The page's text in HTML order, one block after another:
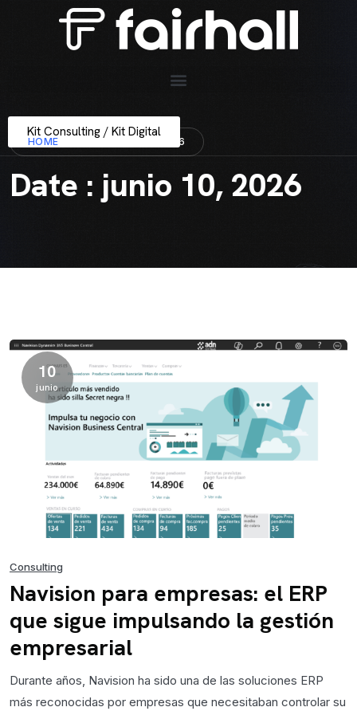
Kit Consulting / Kit Digital
HOME DATE : JUNIO 10, 2026
Date : junio 10, 2026
10
junio
Consulting
Navision para empresas: el ERP
que sigue impulsando la gestión
empresarial
Durante años, Navision ha sido una de las soluciones ERP
más reconocidas por empresas que necesitaban controlar su